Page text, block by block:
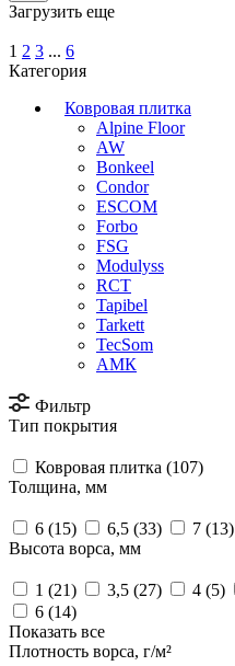
Загрузить еще
1 2 3 ... 6
Категория
Ковровая плитка
Alpine Floor
AW
Bonkeel
Condor
ESCOM
Forbo
FSG
Modulyss
RCT
Tapibel
Tarkett
TecSom
АМК
Фильтр
Тип покрытия
Ковровая плитка (107)
Толщина, мм
6 (15) 6,5 (33) 7 (13)
Высота ворса, мм
1 (21) 3,5 (27) 4 (5)
6 (14)
Показать все
Плотность ворса, г/м²